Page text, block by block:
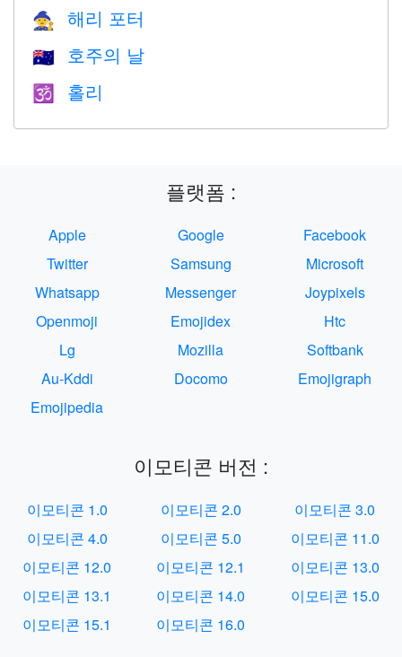
🧙 해리 포터
🇦🇺 호주의 날
🕉 홀리
플랫폼 :
Apple Google
Facebook
Twitter
Samsung
Microsoft
Whatsapp
Messenger
Joypixels
Openmoji
Emojidex
Htc
Lg
Mozilla
Softbank
Au-Kddi
Docomo
Emojigraph
Emojipedia
이모티콘 버전 :
이모티콘 1.0 이모티콘 2.0
이모티콘 3.0
이모티콘 4.0
이모티콘 5.0
이모티콘 11.0
이모티콘 12.0
이모티콘 12.1
이모티콘 13.0
이모티콘 13.1
이모티콘 14.0
이모티콘 15.0
이모티콘 15.1
이모티콘 16.0